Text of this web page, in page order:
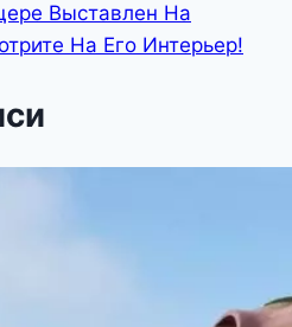
Выставлен На
На Его Интерьер!